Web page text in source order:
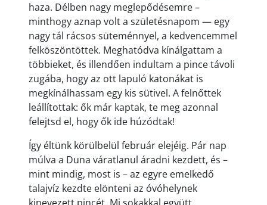
haza. Délben nagy meglepődésemre –
minthogy aznap volt a születésnapom — egy
nagy tál rácsos süteménnyel, a kedvencemmel
felköszöntöttek. Meghatódva kínálgattam a
többieket, és illendően indultam a pince távoli
zugába, hogy az ott lapuló katonákat is
megkínálhassam egy kis sütivel. A felnőttek
leállítottak: ők már kaptak, te meg azonnal
felejtsd el, hogy ők ide húzódtak!
Így éltünk körülbelül február elejéig. Pár nap
múlva a Duna váratlanul áradni kezdett, és –
mint mindig, most is – az egyre emelkedő
talajvíz kezdte elönteni az óvóhelynek